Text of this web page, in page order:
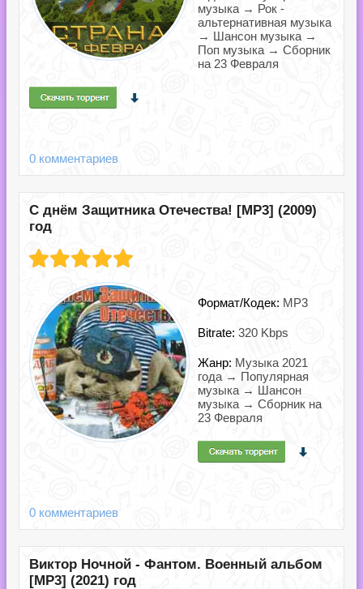
музыка → Рок -
альтернативная музыка
→ Шансон музыка →
Поп музыка → Сборник
на 23 Февраля
0 комментариев
С днём Защитника Отечества! [MP3] (2009)
год
Формат/Кодек: MP3
Bitrate: 320 Kbps
Жанр: Музыка 2021
года → Популярная
музыка → Шансон
музыка → Сборник на
23 Февраля
0 комментариев
Виктор Ночной - Фантом. Военный альбом
[MP3] (2021) год